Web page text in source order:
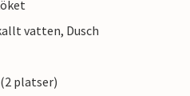
vatten, Dusch
platser)